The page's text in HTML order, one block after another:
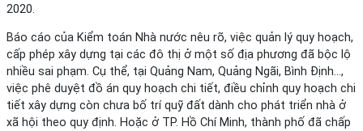
2020.
Báo cáo của Kiểm toán Nhà nước nêu rõ, việc quản lý quy hoạch,
cấp phép xây dựng tại các đô thị ở một số địa phương đã bộc lộ
nhiều sai phạm. Cụ thể, tại Quảng Nam, Quảng Ngãi, Bình Định…,
việc phê duyệt đồ án quy hoạch chi tiết, điều chỉnh quy hoạch chi
tiết xây dựng còn chưa bố trí quỹ đất dành cho phát triển nhà ở
xã hội theo quy định. Hoặc ở TP. Hồ Chí Minh, thành phố đã chấp